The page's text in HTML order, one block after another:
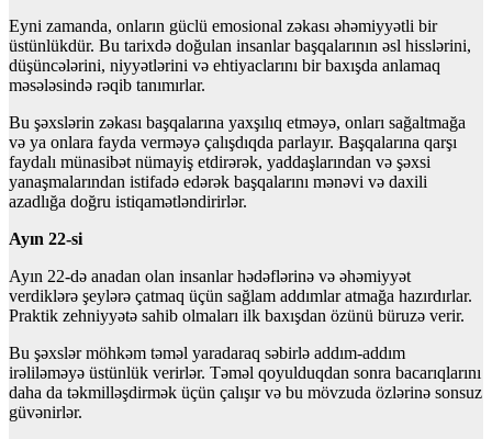
Eyni zamanda, onların güclü emosional zəkası əhəmiyyətli bir
üstünlükdür. Bu tarixdə doğulan insanlar başqalarının əsl hisslərini,
düşüncələrini, niyyətlərini və ehtiyaclarını bir baxışda anlamaq
məsələsində rəqib tanımırlar.
Bu şəxslərin zəkası başqalarına yaxşılıq etməyə, onları sağaltmağa
və ya onlara fayda verməyə çalışdıqda parlayır. Başqalarına qarşı
faydalı münasibət nümayiş etdirərək, yaddaşlarından və şəxsi
yanaşmalarından istifadə edərək başqalarını mənəvi və daxili
azadlığa doğru istiqamətləndirirlər.
Ayın 22-si
Ayın 22-də anadan olan insanlar hədəflərinə və əhəmiyyət
verdiklərə şeylərə çatmaq üçün sağlam addımlar atmağa hazırdırlar.
Praktik zehniyyətə sahib olmaları ilk baxışdan özünü büruzə verir.
Bu şəxslər möhkəm təməl yaradaraq səbirlə addım-addım
irəliləməyə üstünlük verirlər. Təməl qoyulduqdan sonra bacarıqlarını
daha da təkmilləşdirmək üçün çalışır və bu mövzuda özlərinə sonsuz
güvənirlər.